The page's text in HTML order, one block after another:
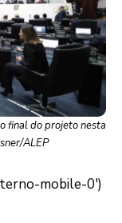
final do projeto nesta
ALEP